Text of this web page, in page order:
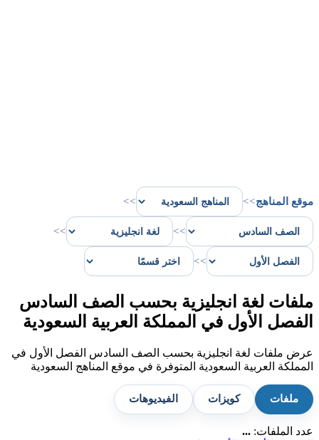
موقع المناهج>>
>>
>>
>>
>>
ملفات لغة انجليزية بحسب الصف السادس
الفصل الأول في المملكة العربية السعودية
عرض ملفات لغة انجليزية بحسب الصف السادس الفصل الأول في
المملكة العربية السعودية المتوفرة في موقع المناهج السعودية
ملفات كويزات الفيديوهات
عدد الملفات: ...